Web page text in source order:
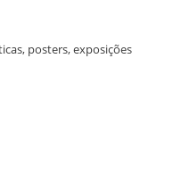
posters, exposições